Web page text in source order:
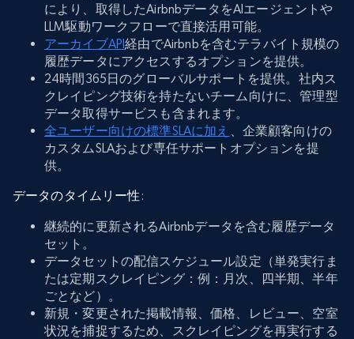
により、取得したAirbnbデータをAIエージェントや
LLM駆動ワークフローで直接活用可能。
アーカイブAPI経由でAirbnbを含むテラバイト規模の
履歴データにアクセスするオプションを提供。
24時間365日のグローバルサポートを提供。社内ス
クレイピング技術を持たないチーム向けに、管理型
データ取得サービスも含まれます。
全ユーザー向けの標準SLAに加え 、企業顧客向けの
カスタムSLAおよび専任サポートオプションを提
供。
データのタイムリー性 :
継続的に更新されるAirbnbデータを含む履歴データ
セット。
データセットの配信スケジュール設定（単発実行ま
たは定期スクレイピング：例：月次、四半期、半年
ごとなど）。
新規・変更された掲載情報、価格、レビュー、空室
状況を捕捉するため、スクレイピングを再実行する